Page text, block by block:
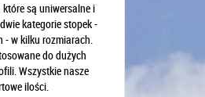
są uniwersalne i
kategorie stopek -
- w kilku rozmiarach.
do dużych
Wszystkie nasze
ilości.